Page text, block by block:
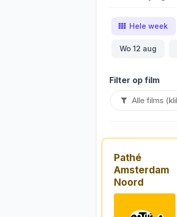
Hele week
Wo 12 aug
Filter op film
Pathé
Amsterdam
Noord